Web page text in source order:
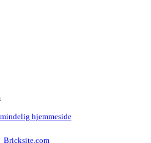
hjemmeside
Bricksite.com